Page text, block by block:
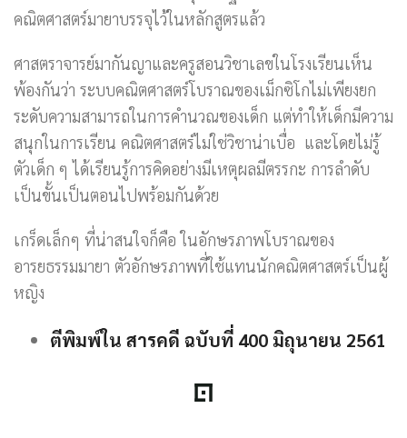
คณิตศาสตร์มายาบรรจุไว้ในหลักสูตรแล้ว
ศาสตราจารย์มากันญาและครูสอนวิชาเลขในโรงเรียนเห็น
พ้องกันว่า ระบบคณิตศาสตร์โบราณของเม็กซิโกไม่เพียงยก
ระดับความสามารถในการคำนวณของเด็ก แต่ทำให้เด็กมีความ
สนุกในการเรียน คณิตศาสตร์ไม่ใช่วิชาน่าเบื่อ และโดยไม่รู้
ตัวเด็ก ๆ ได้เรียนรู้การคิดอย่างมีเหตุผลมีตรรกะ การลำดับ
เป็นขั้นเป็นตอนไปพร้อมกันด้วย
เกร็ดเล็กๆ ที่น่าสนใจก็คือ ในอักษรภาพโบราณของ
อารยธรรมมายา ตัวอักษรภาพที่ใช้แทนนักคณิตศาสตร์เป็นผู้
หญิง
ตีพิมพ์ใน สารคดี ฉบับที่ 400 มิถุนายน 2561